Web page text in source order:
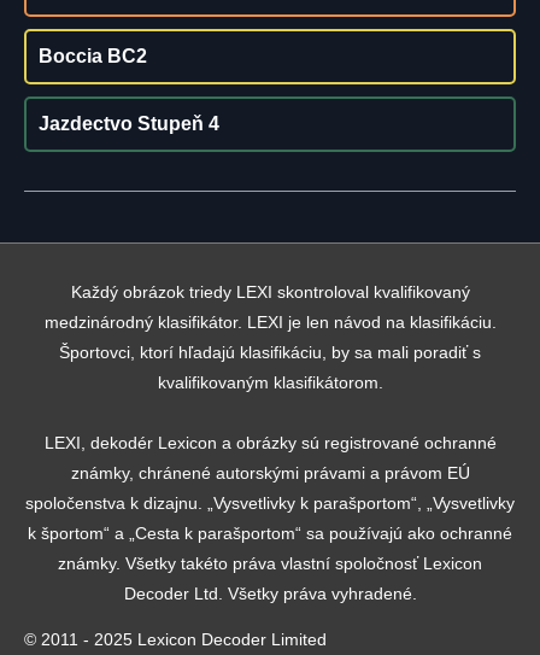
Boccia BC2
Jazdectvo Stupeň 4
Každý obrázok triedy LEXI skontroloval kvalifikovaný
medzinárodný klasifikátor. LEXI je len návod na klasifikáciu.
Športovci, ktorí hľadajú klasifikáciu, by sa mali poradiť s
kvalifikovaným klasifikátorom.
LEXI, dekodér Lexicon a obrázky sú registrované ochranné
známky, chránené autorskými právami a právom EÚ
spoločenstva k dizajnu. „Vysvetlivky k parašportom“, „Vysvetlivky
k športom“ a „Cesta k parašportom“ sa používajú ako ochranné
známky. Všetky takéto práva vlastní spoločnosť Lexicon
Decoder Ltd. Všetky práva vyhradené.
© 2011 - 2025 Lexicon Decoder Limited